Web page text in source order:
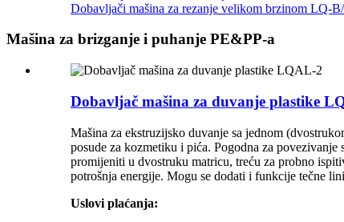
Dobavljači mašina za rezanje velikom brzinom LQ-
Mašina za brizganje i puhanje PE&PP-a
Dobavljač mašina za duvanje plastike
Mašina za ekstruzijsko duvanje sa jednom
posude za kozmetiku i pića. Pogodna za
promijeniti u dvostruku matricu, treću za probno
potrošnja energije. Mogu se dodati i funkcije tečne
Uslovi plaćanja: